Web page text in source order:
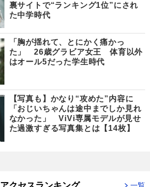
裏サイトで“ランキング1位”にされ
た中学時代
「胸が揺れて、とにかく痛かっ
た」 26歳グラビア女王 体育以外
はオール5だった学生時代
【写真も】かなり“攻めた”内容に
「おじいちゃんは途中までしか見れ
なかった」 ViVi専属モデルが見せ
た過激すぎる写真集とは【14枚】
一覧